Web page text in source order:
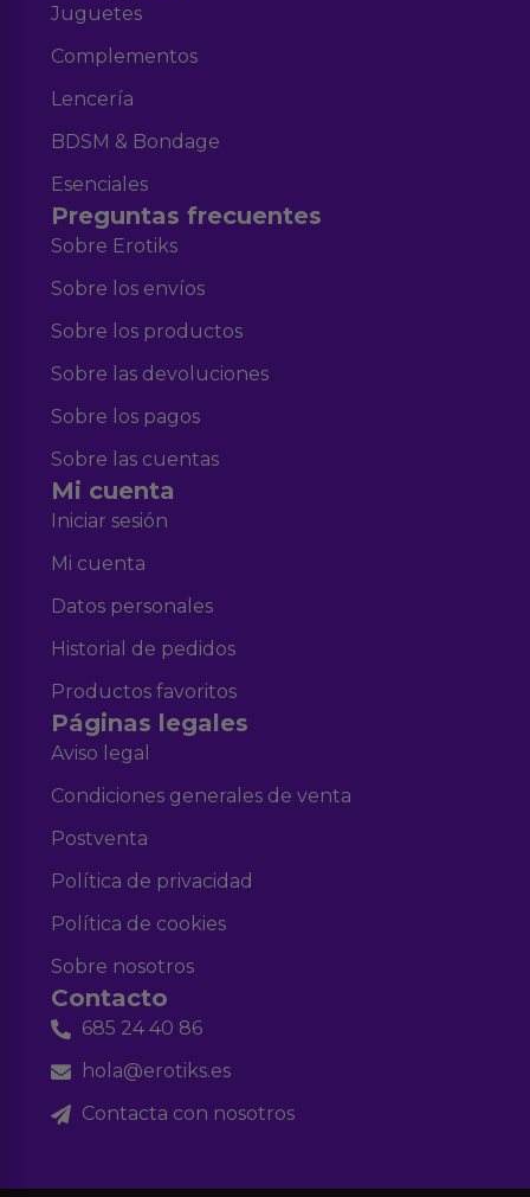
Juguetes
Complementos
Lencería
BDSM & Bondage
Esenciales
Preguntas frecuentes
Sobre Erotiks
Sobre los envíos
Sobre los productos
Sobre las devoluciones
Sobre los pagos
Sobre las cuentas
Mi cuenta
Iniciar sesión
Mi cuenta
Datos personales
Historial de pedidos
Productos favoritos
Páginas legales
Aviso legal
Condiciones generales de venta
Postventa
Política de privacidad
Política de cookies
Sobre nosotros
Contacto
685 24 40 86
hola@erotiks.es
Contacta con nosotros